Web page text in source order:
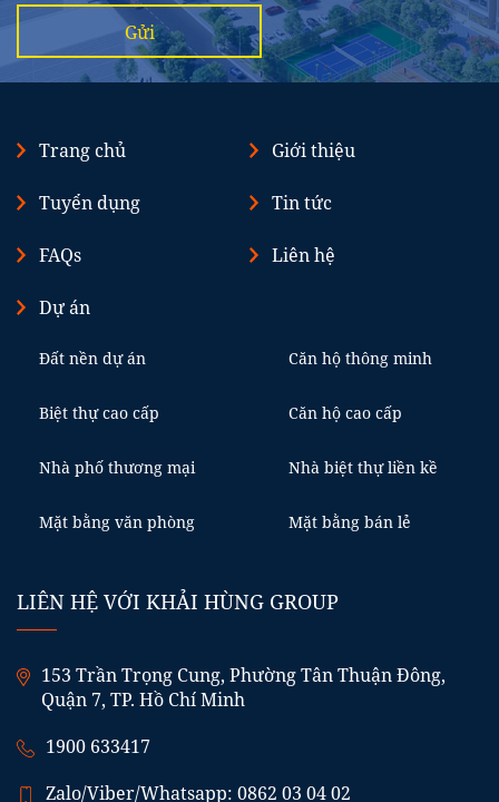
Gửi
LIÊN HỆ VỚI KHẢI HÙNG GROUP
153 Trần Trọng Cung, Phường Tân Thuận Đông,
Quận 7, TP. Hồ Chí Minh
1900 633417
Zalo/Viber/Whatsapp: 0862 03 04 02
Trang chủ Giới thiệu
Tuyển dụng Tin tức
FAQs Liên hệ
Dự án
Đất nền dự án Căn hộ thông minh
Biệt thự cao cấp Căn hộ cao cấp
Nhà phố thương mại Nhà biệt thự liền kề
Mặt bằng văn phòng Mặt bằng bán lẻ